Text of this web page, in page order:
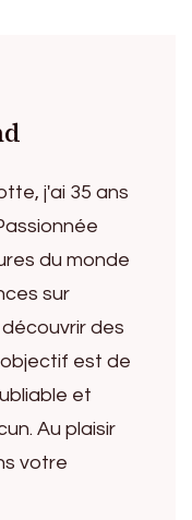
j'ai 35 ans
du monde
sur
des
est de
et
Au plaisir
votre